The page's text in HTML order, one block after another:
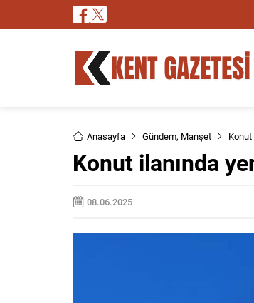
Anasayfa Gündem, Manşet Konut
Konut ilanında
08.06.2025